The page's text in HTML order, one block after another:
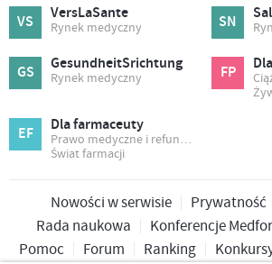
VS VersLaSante
Rynek medyczny SN
GS GesundheitSrichtung
Rynek medyczny FP
EF Dla farmaceuty
Prawo medyczne i refundacja
Świat farmacji
Nowości w serwisie Prywatność
Rada naukowa
Konferencje
Pomoc
Forum Ranking